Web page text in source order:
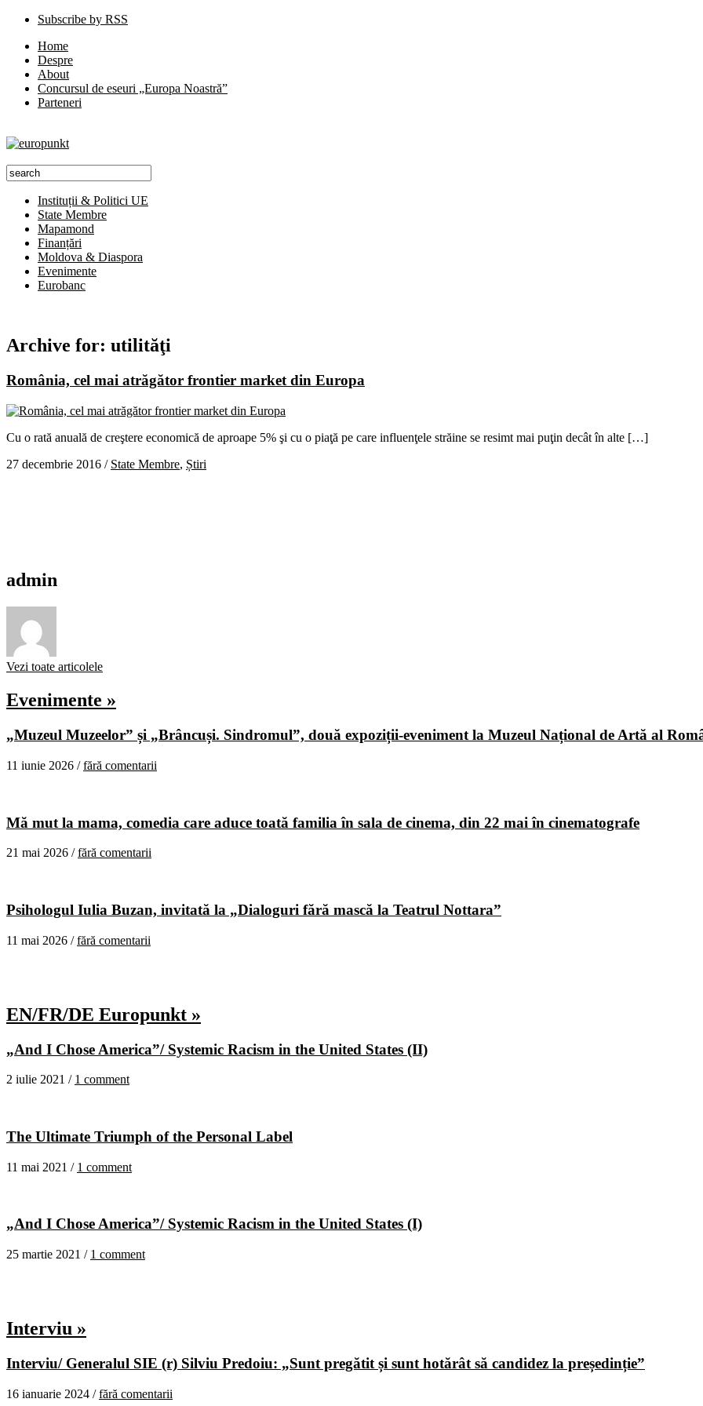
Subscribe by RSS
Home
Despre
About
Concursul de eseuri „Europa Noastră”
Parteneri
Instituții & Politici UE
State Membre
Mapamond
Finanțări
Moldova & Diaspora
Evenimente
Eurobanc
Archive for: utilităţi
România, cel mai atrăgător frontier market din Europa
Cu o rată anuală de creştere economică de aproape 5% şi cu o piaţă pe care influenţele străine se resimt mai puţin decât în alte […]
27 decembrie 2016 / State Membre, Știri
admin
Vezi toate articolele
Evenimente »
„Muzeul Muzeelor” și „Brâncuși. Sindromul”, două expoziții-eveniment la Muzeul Național de Artă al
11 iunie 2026 /fără comentarii
Mă mut la mama, comedia care aduce toată familia în sala de cinema, din 22 mai în cinematografe
21 mai 2026 /fără comentarii
Psihologul Iulia Buzan, invitată la „Dialoguri fără mască la Teatrul Nottara”
11 mai 2026 /fără comentarii
EN/FR/DE Europunkt »
„And I Chose America”/ Systemic Racism in the United States (II)
2 iulie 2021 / 1 comment
The Ultimate Triumph of the Personal Label
11 mai 2021 / 1 comment
„And I Chose America”/ Systemic Racism in the United States (I)
25 martie 2021 / 1 comment
Interviu »
Interviu/ Generalul SIE (r) Silviu Predoiu: „Sunt pregătit și sunt hotărât să candidez la președinție”
16 ianuarie 2024 /fără comentarii